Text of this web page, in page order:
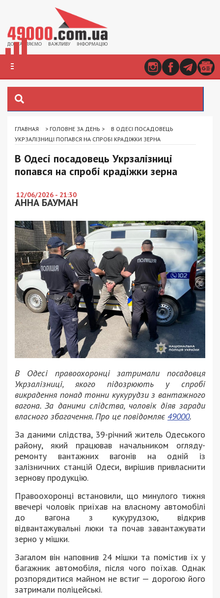
ГЛАВНАЯ > ГОЛОВНЕ ЗА ДЕНЬ >
В ОДЕСІ ПОСАДОВЕЦЬ
УКРЗАЛІЗНИЦІ ПОПАВСЯ НА СПРОБІ КРАДІЖКИ ЗЕРНА
В Одесі посадовець Укрзалізниці
попався на спробі крадіжки зерна
12/06/2026 - 21:30
АННА БАУМАН
В Одесі правоохоронці затримали посадовця
Укрзалізниці, якого підозрюють у спробі
викрадення понад тонни кукурудзи з вантажного
вагона. За даними слідства, чоловік діяв заради
власного збагачення. Про це повідомляє 49000.
За даними слідства, 39-річний житель Одеського
району, який працював начальником огляду-
ремонту вантажних вагонів на одній із
залізничних станцій Одеси, вирішив привласнити
зернову продукцію.
Правоохоронці встановили, що минулого тижня
ввечері чоловік приїхав на власному автомобілі
до вагона з кукурудзою, відкрив
відвантажувальні люки та почав завантажувати
зерно у мішки.
Загалом він наповнив 24 мішки та помістив їх у
багажник автомобіля, після чого поїхав. Однак
розпорядитися майном не встиг — дорогою його
затримали поліцейські.